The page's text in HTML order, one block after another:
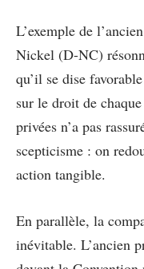
L’exemple de
Nickel (D-NC)
qu’il se dise
sur le droit de
privées n’a pas
scepticisme : on
action tangible.
En parallèle, la
inévitable. L’ancien